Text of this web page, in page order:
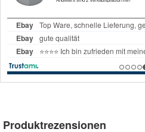
Produktrezensionen